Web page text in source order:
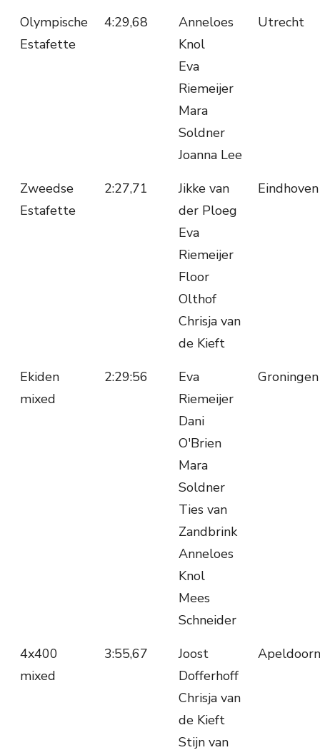
Olympische
Estafette
4:29,68
Anneloes
Knol
Eva
Riemeijer
Mara
Soldner
Joanna Lee
Utrecht
Zweedse
Estafette
2:27,71
Jikke van
der Ploeg
Eva
Riemeijer
Floor
Olthof
Chrisja van
de Kieft
Eindhoven
Ekiden
mixed
2:29:56
Eva
Riemeijer
Dani
O'Brien
Mara
Soldner
Ties van
Zandbrink
Anneloes
Knol
Mees
Schneider
Groningen
4x400
mixed
3:55,67
Joost
Dofferhoff
Chrisja van
de Kieft
Stijn van
Apeldoorn